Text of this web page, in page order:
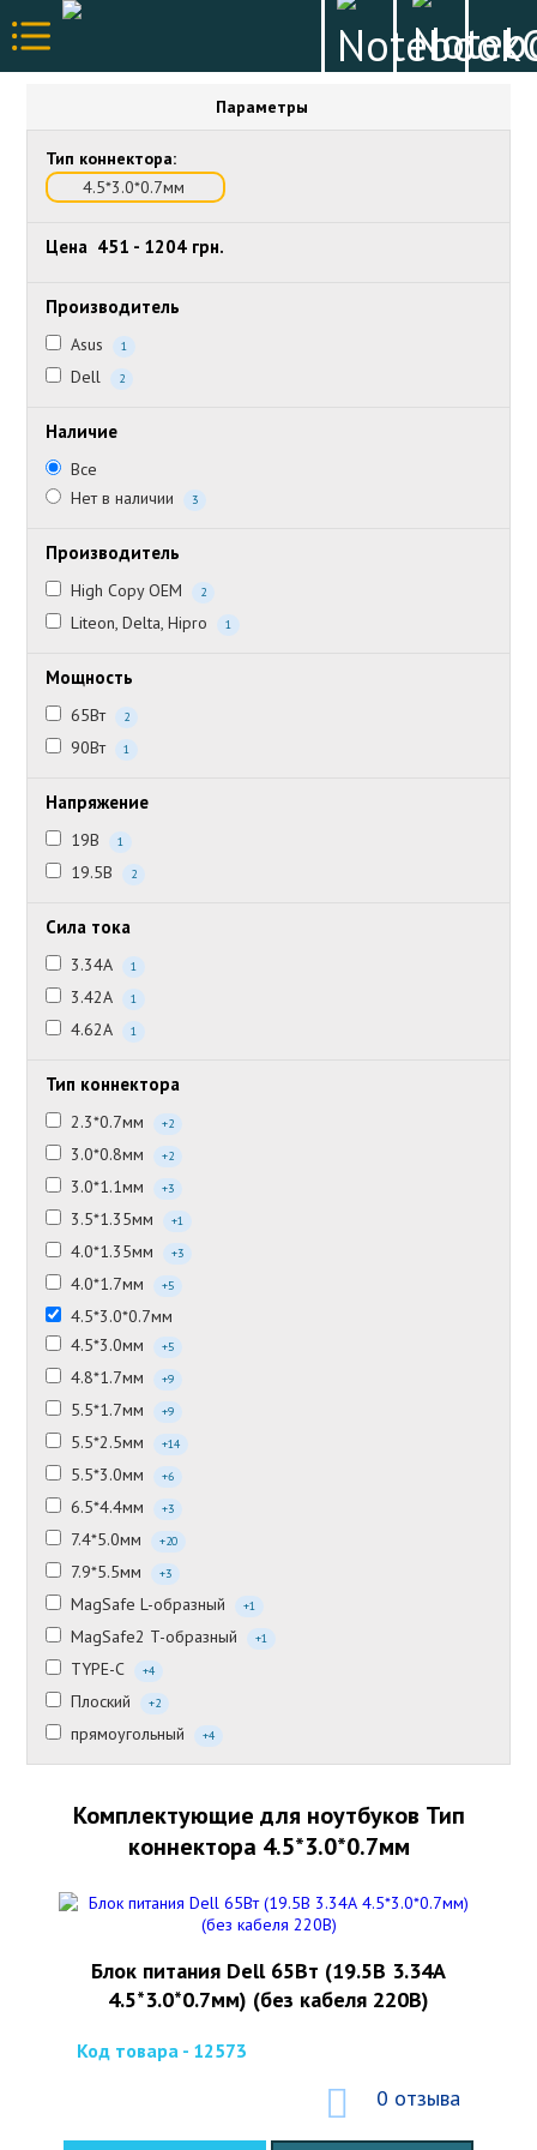
Параметры
Тип коннектора:
4.5*3.0*0.7мм
Цена 451 - 1204 грн.
Производитель
Asus 1
Dell 2
Наличие
Все
Нет в наличии
3
Производитель
High Copy OEM 2
Liteon, Delta, Hipro 1
Мощность
65Вт 2
90Вт 1
Напряжение
19В 1
19.5В 2
Сила тока
3.34А 1
3.42А 1
4.62А 1
Тип коннектора
2.3*0.7мм +2
3.0*0.8мм +2
3.0*1.1мм +3
3.5*1.35мм +1
4.0*1.35мм +3
4.0*1.7мм +5
4.5*3.0*0.7мм
4.5*3.0мм
+5
4.8*1.7мм +9
5.5*1.7мм +9
5.5*2.5мм +14
5.5*3.0мм +6
6.5*4.4мм +3
7.4*5.0мм +20
7.9*5.5мм +3
MagSafe L-образный +1
MagSafe2 T-образный +1
TYPE-C +4
Плоский +2
прямоугольный +4
Комплектующие для ноутбуков Тип
коннектора 4.5*3.0*0.7мм
Блок питания Dell 65Вт (19.5В 3.34А
4.5*3.0*0.7мм) (без кабеля 220В)
Код товара - 12573
0 отзыва